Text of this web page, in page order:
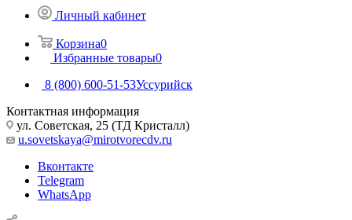
Личный кабинет
Корзина0
Избранные товары0
8 (800) 600-51-53Уссурийск
Контактная информация
ул. Советская, 25 (ТД Кристалл)
u.sovetskaya@mirotvorecdv.ru
Вконтакте
Telegram
WhatsApp